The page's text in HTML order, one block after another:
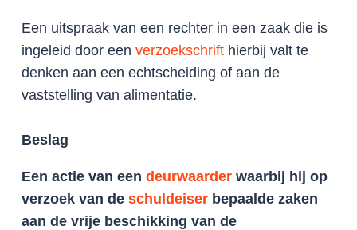
Een uitspraak van een rechter in een zaak die is
ingeleid door een verzoekschrift hierbij valt te
denken aan een echtscheiding of aan de
vaststelling van alimentatie.
Beslag
Een actie van een deurwaarder waarbij hij op
verzoek van de schuldeiser bepaalde zaken
aan de vrije beschikking van de